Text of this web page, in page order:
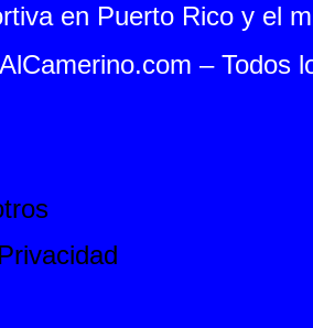
en Puerto Rico y el
– Todos